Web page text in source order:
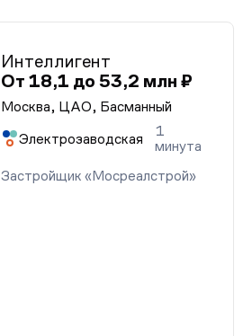
Интеллигент
От 18,1 до 53,2 млн ₽
Москва, ЦАО, Басманный
Электрозаводская
1
минута
Застройщик «Мосреалстрой»